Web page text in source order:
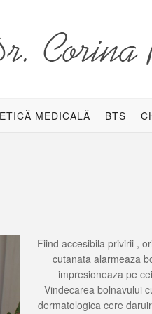
MEDICALĂ BTS
Fiind accesibila privirii ,
cutanata alarmeaza
impresioneaza pe
Vindecarea bolnavului
dermatologica cere